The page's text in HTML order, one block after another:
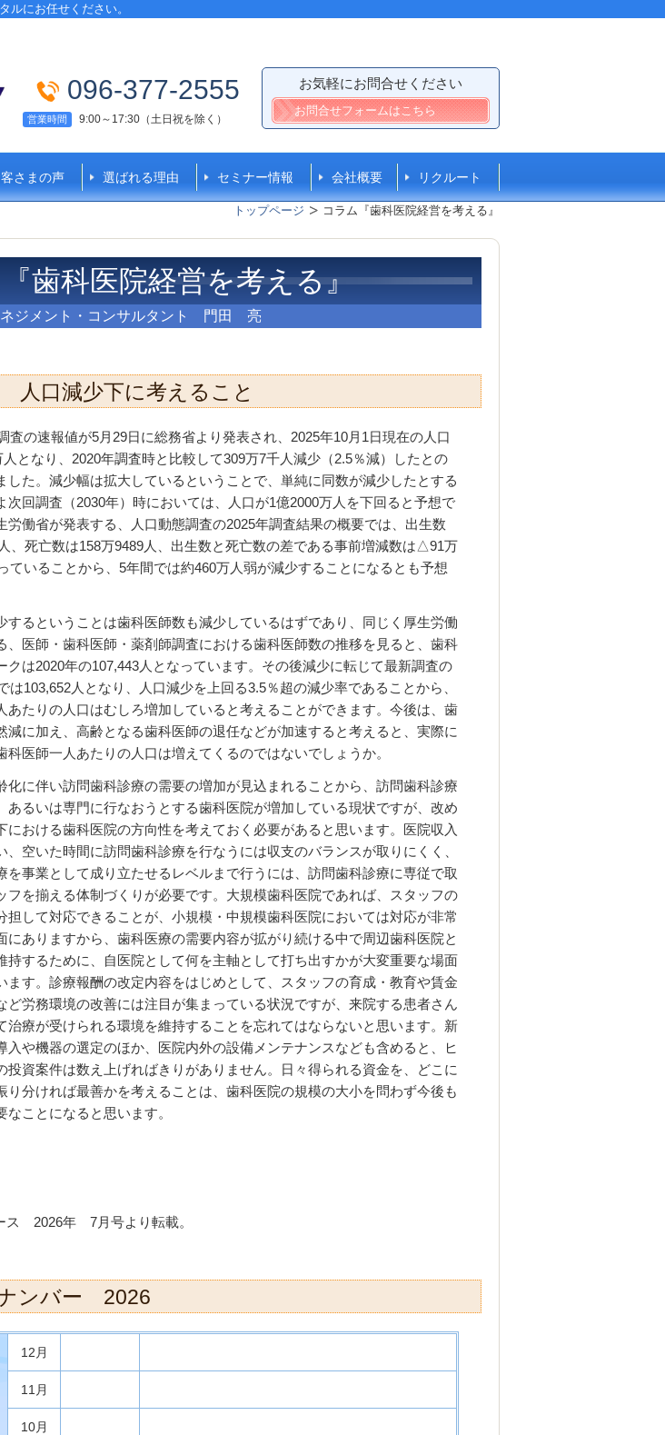
ルにお任せください。
096-377-2555
営業時間 9:00～17:30（土日祝を除く）
お気軽にお問合せください
お問合せフォームはこちら
さまの声 選ばれる理由 セミナー情報 会社概要 リクルート
トップページ コラム『歯科医院経営を考える』
歯科医院経営を考える』
ネジメント・コンサルタント 門田 亮
人口減少下に考えること
査の速報値が5月 29日に総務省より発表され、 2025年10月 1日現在の人口
となり、 2020年調査時と比較して309万7千人減少（2.5％減）したとの
した。減少幅は拡大しているということで、単純に同数が減少したとする
次回調査（2030年）時においては、人口が1億2000万人を下回ると予想で
労働省が発表する、人口動態調査の2025年調査結果の概要では、出生数
人、死亡数は158万9489人、出生数と死亡数の差である事前増減数は△91万
ていることから、 5年間では約460万人弱が減少することになるとも予想
るということは歯科医師数も減少しているはずであり、同じく厚生労働
、医師・歯科医師・薬剤師調査における歯科医師数の推移を見ると、歯科
クは2020年の107,443人となっています。その後減少に転じて最新調査の
は103,652人となり、人口減少を上回る3.5％超の減少率であることから、
あたりの人口はむしろ増加していると考えることができます。今後は、歯
減に加え、高齢となる歯科医師の退任などが加速すると考えると、実際に
科医師一人あたりの人口は増えてくるのではないでしょうか。
に伴い訪問歯科診療の需要の増加が見込まれることから、訪問歯科診療
あるいは専門に行なおうとする歯科医院が増加している現状ですが、改め
における歯科医院の方向性を考えておく必要があると思います。医院収入
、空いた時間に訪問歯科診療を行なうには収支のバランスが取りにくく、
を事業として成り立たせるレベルまで行うには、訪問歯科診療に専従で取
フを揃える体制づくりが必要です。大規模歯科医院であれば、スタッフの
担して対応できることが、小規模・中規模歯科医院においては対応が非常
にありますから、歯科医療の需要内容が拡がり続ける中で周辺歯科医院と
持するために、自医院として何を主軸として打ち出すかが大変重要な場面
ます。診療報酬の改定内容をはじめとして、スタッフの育成・教育や賃金
ど労務環境の改善には注目が集まっている状況ですが、来院する患者さん
治療が受けられる環境を維持することを忘れてはならないと思います。新
入や機器の選定のほか、医院内外の設備メンテナンスなども含めると、ヒ
投資案件は数え上げればきりがありません。日々得られる資金を、どこに
り分ければ最善かを考えることは、歯科医院の規模の大小を問わず今後も
なことになると思います。
ス 2026年 7月号より転載。
ンバー 2026
12月
11月
10月